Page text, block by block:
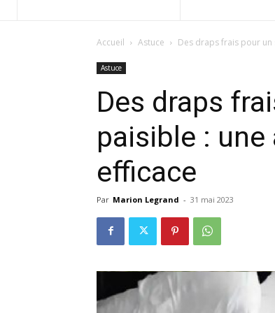
Accueil Astuce Des draps frais pour un
Astuce
Des draps
paisible :
efficace
Par Marion Legrand - 31 mai 2023